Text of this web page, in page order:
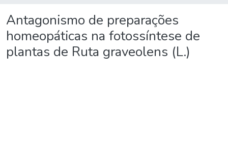
Antagonismo de preparações
homeopáticas na fotossíntese de
plantas de Ruta graveolens (L.)